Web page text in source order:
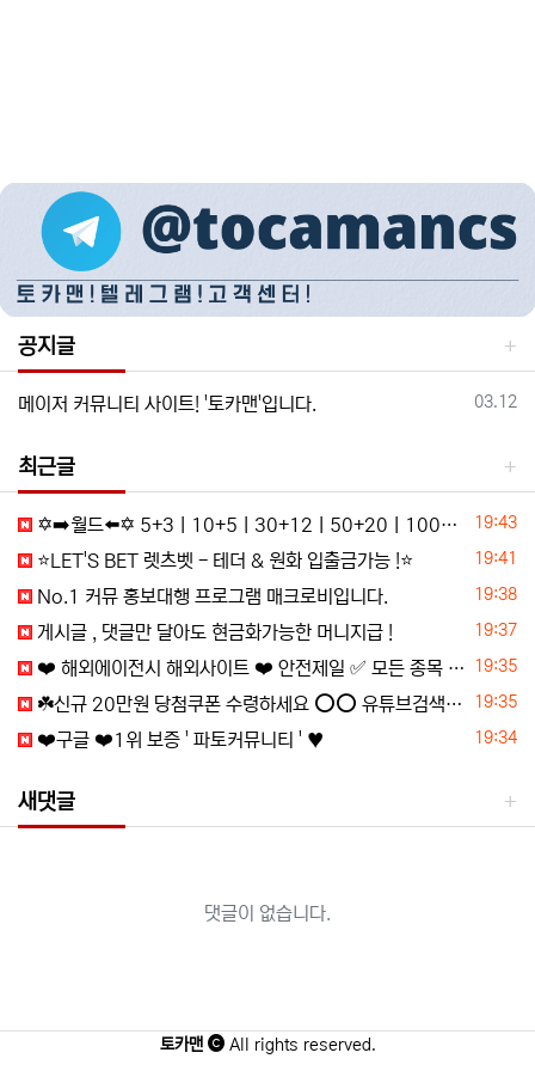
공지글
등록일
03.12
메이저 커뮤니티 사이트! '토카맨'입니다.
최근글
등록일
19:43
✡️➡️월드⬅️✡️ 5+3ㅣ10+5ㅣ30+12ㅣ50+20ㅣ100+35ㅣ200+70 ✡️무한매충✡️모든배팅제재없음✡️다양한 이벤트✡️ qi4w
등록일
19:41
⭐️LET'S BET 렛츠벳 - 테더 & 원화 입출금가능 !⭐️
등록일
19:38
️️No.1 커뮤 홍보대행 프️로그램 매크로비입니다.
등록일
19:37
️️게시글 , 댓글만 달아도 현금화가능한 머니지급 !
등록일
19:35
❤️ 해외에이전시 해외사이트 ❤️ 안전제일 ✅ 모든 종목 콤프지급 ✅☀️ 신규 500% 지급 ✅ ❤️ 스포츠 페이백 10% ✅ 익명 가입가능 ✅ ☀️ 꽁머니 ☀️ 가입머니 ☀️ 가입쿠폰 ☀️
등록일
19:35
☘️️신규 20만원 당첨쿠폰 수령하세요 ⭕️⭕️ 유튜브검색 > 수아영상방☘️
등록일
19:34
❤️️구글 ❤️1위 보증 ' 파토커뮤니티 ' ♥️
새댓글
댓글이 없습니다.
토카맨 All rights reserved.